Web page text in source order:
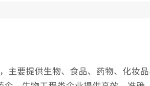
要提供生物、食品、药物、化妆